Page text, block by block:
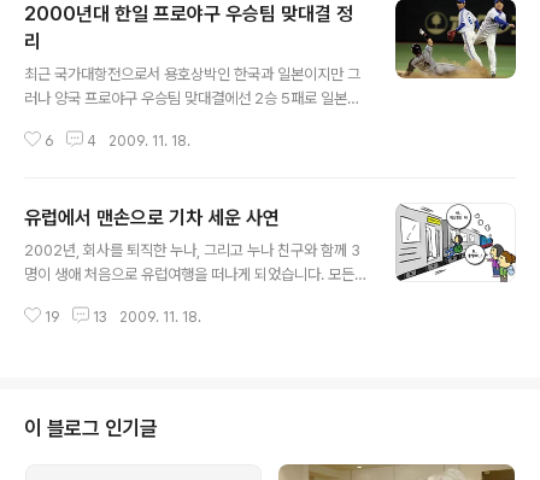
2000년대 한일 프로야구 우승팀 맞대결 정
리
최근 국가대항전으로서 용호상박인 한국과 일본이지만 그
러나 양국 프로야구 우승팀 맞대결에선 2승 5패로 일본이
의 경기를 한 경우도 있고 좋은 내용을 펼치고도 패했던 경
컵 (삼성 vs 지바 롯데) ◎ 예선전 : 시구 김일융 - 시타 선
동열 팀명 1회 2회 3회 4회 5회 6회 7회 8회 9회 점수 삼
성 0 0 0 0 0 2 0 0 0 2 지바 롯데 3 0 0 1 2 0 0 0 X 6
는 12승 6패(평균자책점 3.30)였는데 바르가스는 10승
6 4 2009. 11. 18.
유럽에서 맨손으로 기차 세운 사연
2002년, 회사를 퇴직한 누나, 그리고 누나 친구와 함께 3
명이 생애 처음으로 유럽여행을 떠나게 되었습니다. 모든
행이다보니 넉넉한 형편은 아니었지요. - 밤기차의 낭만?
시에는) 야간에 국경을 넘는 경우에는 기차의 차장이 여권
과 티켓을 거둬서 보관하여 국경통과절차를 처리하고, 목
적지에 도착하면 돌려주는 방식이었습니다. 저희는 3명의
19 13 2009. 11. 18.
이 블로그 인기글